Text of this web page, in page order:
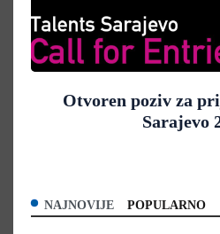
Otvoren poziv za
Sarajevo
NAJNOVIJE POPULARNO